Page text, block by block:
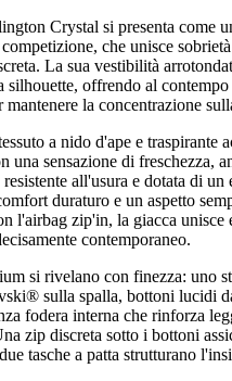
Crystal si presenta come
che unisce
La sua vestibilità
silhouette, offrendo al
la concentrazione
a nido d'ape e traspirante
una sensazione di freschezza,
all'usura e dotata di
duraturo e un aspetto
l'airbag zip'in, la giacca unisce
contemporaneo.
si rivelano con finezza: uno
sulla spalla, bottoni lucidi
fodera interna che rinforza
zip discreta sotto i bottoni
tasche a patta strutturano